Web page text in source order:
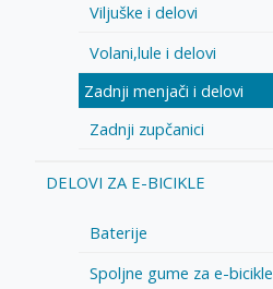
Viljuške i delovi
Volani,lule i delovi
Zadnji menjači i delovi
Zadnji zupčanici
DELOVI ZA E-BICIKLE
Baterije
Spoljne gume za e-bicikle